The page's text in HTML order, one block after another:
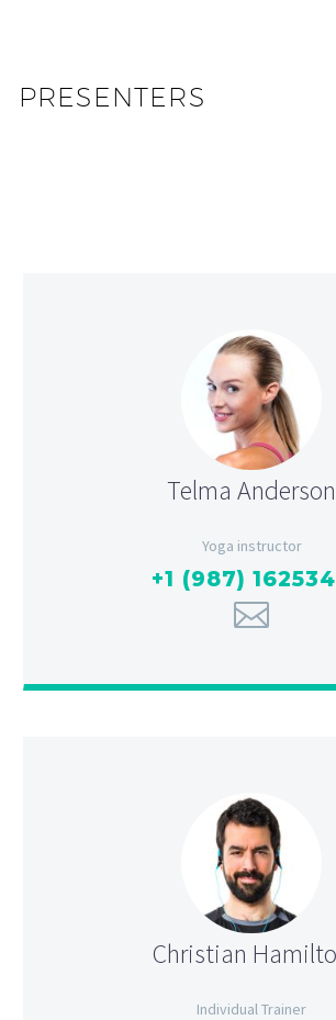
PRESENTERS
Telma Anderson
Yoga instructor
+1 (987)
Christian
Individual Trainer